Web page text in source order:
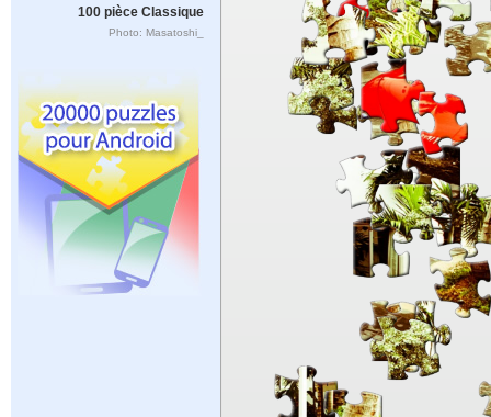
100 pièce Classique
Photo: Masatoshi_